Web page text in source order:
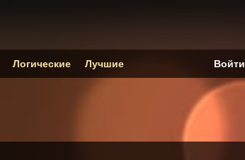
Логические Лучшие Войти